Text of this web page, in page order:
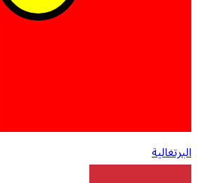
البرتغالية